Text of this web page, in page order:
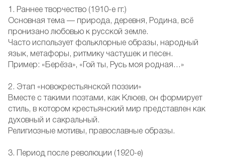
1. Раннее творчество (1910-е гг.)
Основная тема — природа, деревня, Родина, всё
пронизано любовью к русской земле.
Часто использует фольклорные образы, народный
язык, метафоры, ритмику частушек и песен.
Пример: «Берёза», «Гой ты, Русь моя родная…»
2. Этап «новокрестьянской поэзии»
Вместе с такими поэтами, как Клюев, он формирует
стиль, в котором крестьянский мир представлен как
духовный и сакральный.
Религиозные мотивы, православные образы.
3. Период после революции (1920-е)